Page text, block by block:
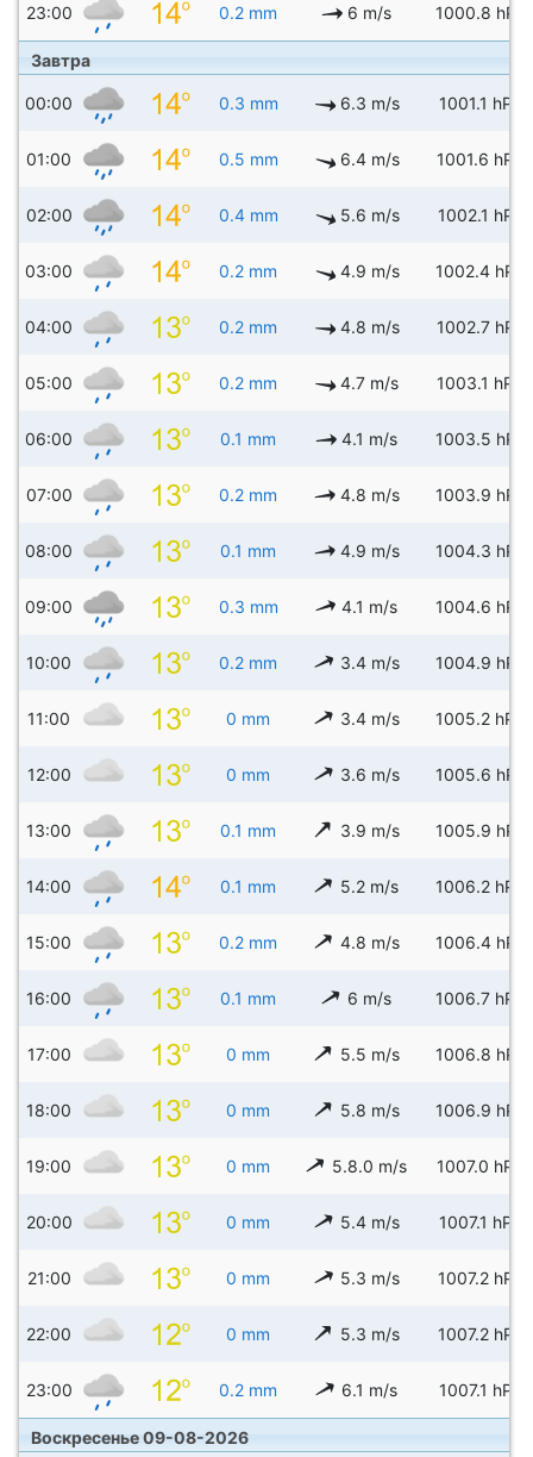
23:00 0.2 mm 6 m/s 1000.8 hPa
Завтра
00:00 0.3 mm 6.3 m/s 1001.1 hPa
01:00 0.5 mm 6.4 m/s 1001.6 hPa
02:00 0.4 mm 5.6 m/s 1002.1 hPa
03:00 0.2 mm 4.9 m/s 1002.4 hPa
04:00 0.2 mm 4.8 m/s 1002.7 hPa
05:00 0.2 mm 4.7 m/s 1003.1 hPa
06:00 0.1 mm 4.1 m/s 1003.5 hPa
07:00 0.2 mm 4.8 m/s 1003.9 hPa
08:00 0.1 mm 4.9 m/s 1004.3 hPa
09:00 0.3 mm 4.1 m/s 1004.6 hPa
10:00 0.2 mm 3.4 m/s 1004.9 hPa
11:00 0 mm 3.4 m/s 1005.2 hPa
12:00 0 mm 3.6 m/s 1005.6 hPa
13:00 0.1 mm 3.9 m/s 1005.9 hPa
14:00 0.1 mm 5.2 m/s 1006.2 hPa
15:00 0.2 mm 4.8 m/s 1006.4 hPa
16:00 0.1 mm 6 m/s 1006.7 hPa
17:00 0 mm 5.5 m/s 1006.8 hPa
18:00 0 mm 5.8 m/s 1006.9 hPa
19:00 0 mm 5.8.0 m/s 1007.0 hPa
20:00 0 mm 5.4 m/s 1007.1 hPa
21:00 0 mm 5.3 m/s 1007.2 hPa
22:00 0 mm 5.3 m/s 1007.2 hPa
23:00 0.2 mm 6.1 m/s 1007.1 hPa
Воскресенье 09-08-2026